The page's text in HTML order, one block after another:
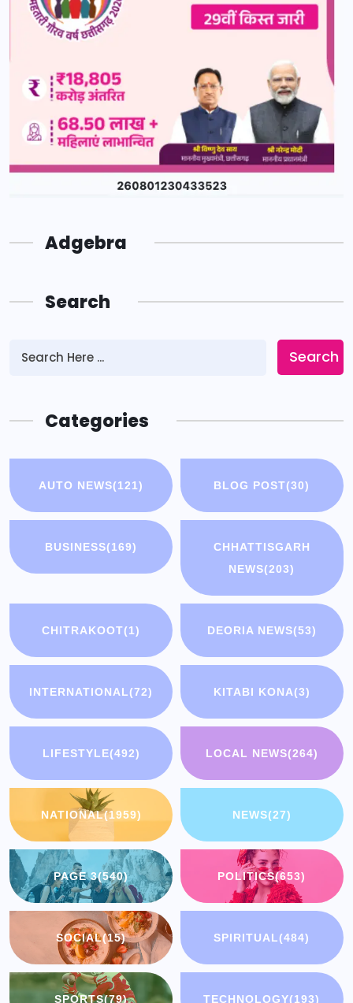
Adgebra
Search
Search
Categories
AUTO NEWS(121) BLOG POST(30)
BUSINESS(169)
CHHATTISGARH
NEWS(203)
CHITRAKOOT(1) DEORIA NEWS(53)
INTERNATIONAL(72) KITABI KONA(3)
LIFESTYLE(492) LOCAL NEWS(264)
NATIONAL(1959) NEWS(27)
PAGE 3(540) POLITICS(653)
SOCIAL(15) SPIRITUAL(484)
SPORTS(79) TECHNOLOGY(193)